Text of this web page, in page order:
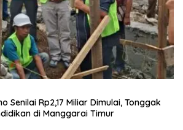
Senilai Rp2,17 Miliar Dimulai, Tonggak
di Manggarai Timur